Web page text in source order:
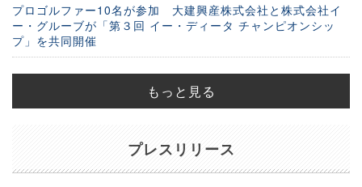
プロゴルファー10名が参加 大建興産株式会社と株式会社イ
ー・グルーブが「第３回 イー・ディータ チャンピオンシッ
プ」を共同開催
もっと見る
プレスリリース